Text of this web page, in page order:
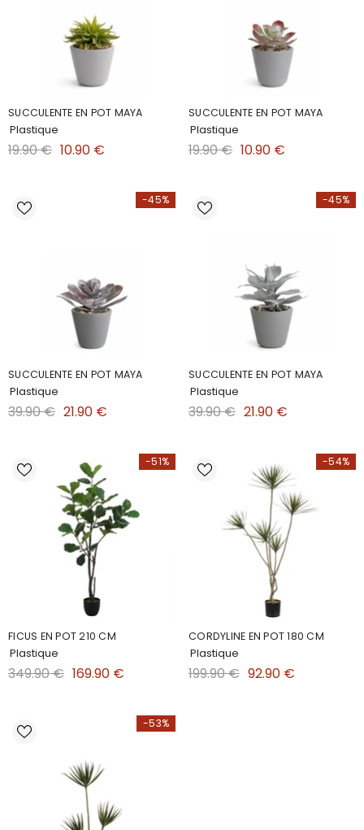
SUCCULENTE EN POT MAYA
Plastique
19.90 € 10.90 €
SUCCULENTE EN POT MAYA
Plastique
19.90 € 10.90 €
-45%
SUCCULENTE EN POT MAYA
Plastique
39.90 € 21.90 €
-45%
SUCCULENTE EN POT MAYA
Plastique
39.90 € 21.90 €
-51%
FICUS EN POT 210 CM
Plastique
349.90 € 169.90 €
-54%
CORDYLINE EN POT 180 CM
Plastique
199.90 € 92.90 €
-53%